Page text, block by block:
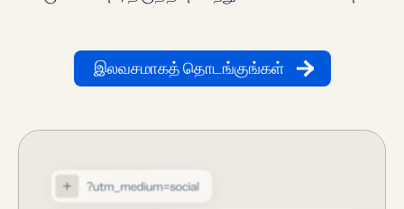
இலவசமாகத் தொடங்குங்கள்